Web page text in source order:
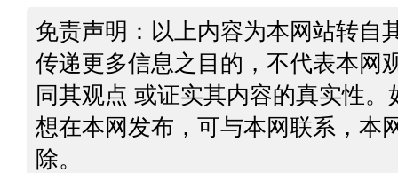
免责声明：以上内容为本网站转自
传递更多信息之目的，不代表本网
同其观点 或证实其内容的真实性
想在本网发布，可与本网联系，本
除。